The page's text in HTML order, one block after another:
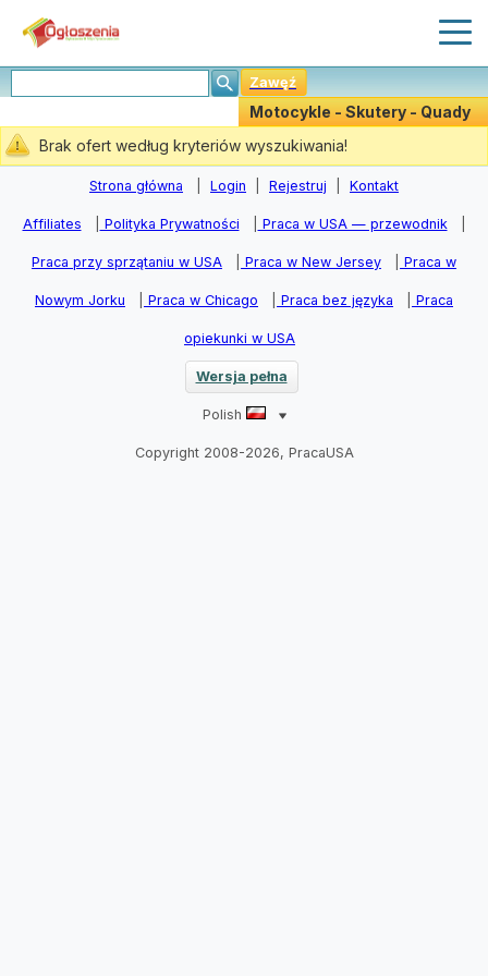
Zawęź
Motocykle - Skutery - Quady
(0)
Stwórz Powiadomiania
Brak ofert według kryteriów wyszukiwania!
Strona główna Login Rejestruj Kontakt
Affiliates Polityka Prywatności Praca w USA — przewodnik|
Praca przy sprzątaniu w USA Praca w New Jersey Praca w
Nowym Jorku Praca w Chicago Praca bez języka Praca
opiekunki w USA
Wersja pełna
Polish
Copyright 2008-2026, PracaUSA